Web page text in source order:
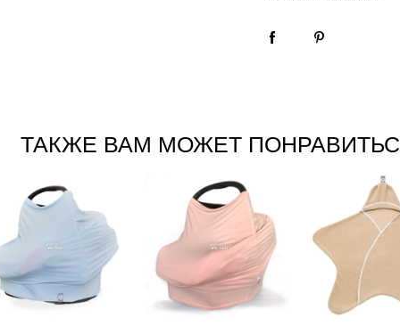
ТАКЖЕ ВАМ МОЖЕТ